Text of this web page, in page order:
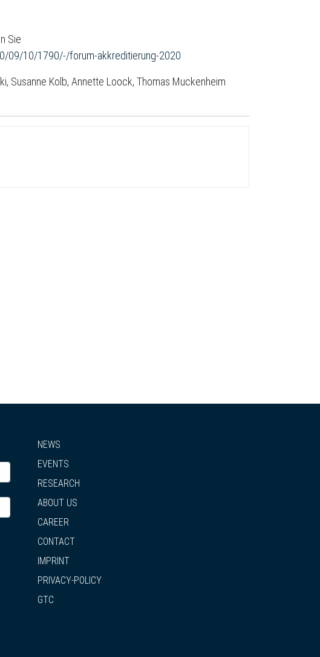
Sie
09/10/1790/-/forum-akkreditierung-2020
Susanne Kolb, Annette Loock, Thomas Muckenheim
NEWS
EVENTS
RESEARCH
ABOUT US
CAREER
CONTACT
IMPRINT
PRIVACY-POLICY
GTC